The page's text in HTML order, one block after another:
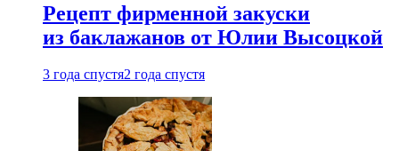
Рецепт фирменной закуски
из баклажанов от Юлии Высоцкой
3 года спустя2 года спустя